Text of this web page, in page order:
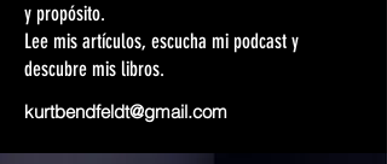
y propósito.
Lee mis artículos, escucha mi podcast y
descubre mis libros.
kurtbendfeldt@gmail.com